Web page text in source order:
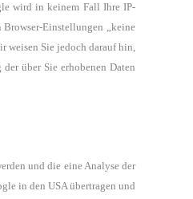
wird in keinem Fall Ihre IP-
Einstellungen „keine
weisen Sie jedoch darauf hin,
über Sie erhobenen Daten
und die eine Analyse der
in den USA übertragen und